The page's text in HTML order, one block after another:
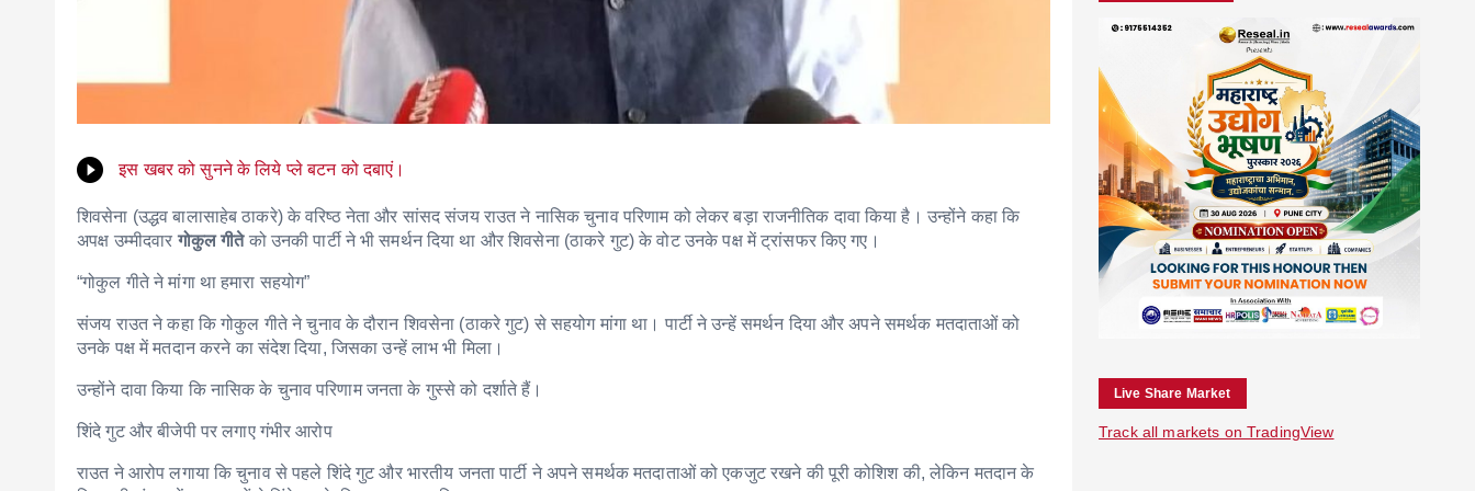
इस खबर को सुनने के लिये प्ले बटन को दबाएं।
शिवसेना (उद्धव बालासाहेब ठाकरे) के वरिष्ठ नेता और सांसद संजय राउत ने नासिक चुनाव परिणाम को लेकर बड़ा राजनीतिक दावा किया है। उन्होंने कहा कि
अपक्ष उम्मीदवारगोकुल गीतेको उनकी पार्टी ने भी समर्थन दिया था और शिवसेना (ठाकरे गुट) के वोट उनके पक्ष में ट्रांसफर किए गए।
“गोकुल गीते ने मांगा था हमारा सहयोग”
संजय राउत ने कहा कि गोकुल गीते ने चुनाव के दौरान शिवसेना (ठाकरे गुट) से सहयोग मांगा था। पार्टी ने उन्हें समर्थन दिया और अपने समर्थक मतदाताओं को
उनके पक्ष में मतदान करने का संदेश दिया, जिसका उन्हें लाभ भी मिला।
उन्होंने दावा किया कि नासिक के चुनाव परिणाम जनता के गुस्से को दर्शाते हैं।
शिंदे गुट और बीजेपी पर लगाए गंभीर आरोप
राउत ने आरोप लगाया कि चुनाव से पहले शिंदे गुट और भारतीय जनता पार्टी ने अपने समर्थक मतदाताओं को एकजुट रखने की पूरी कोशिश की, लेकिन मतदान के
Live Share Market
Track all markets on TradingView